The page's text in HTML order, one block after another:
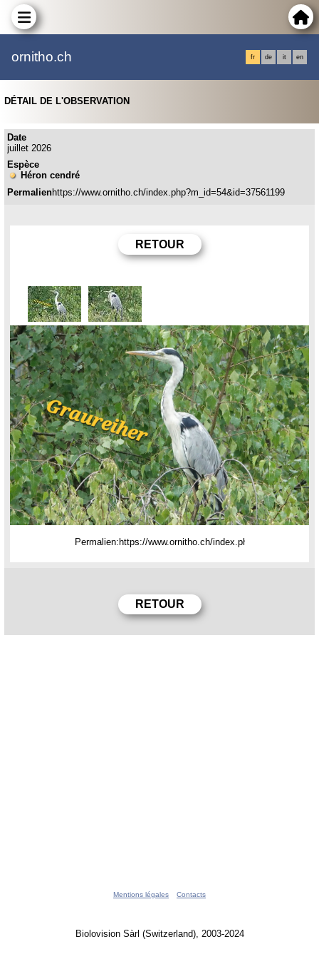
ornitho.ch fr de it en
DÉTAIL DE L'OBSERVATION
Date
juillet 2026
Espèce
Héron cendré
Permalien
Permalien:
Mentions légales Contacts
Biolovision Sàrl (Switzerland), 2003-2024